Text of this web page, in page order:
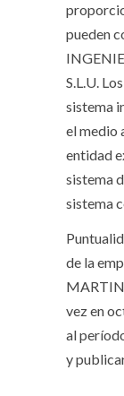
pueden
S.L.U.
sistema
el medio
entidad
sistema
sistema
de la
vez en
al
y